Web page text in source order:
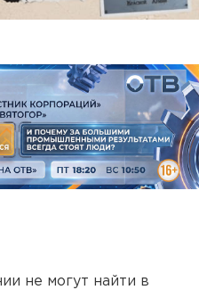
не могут найти в